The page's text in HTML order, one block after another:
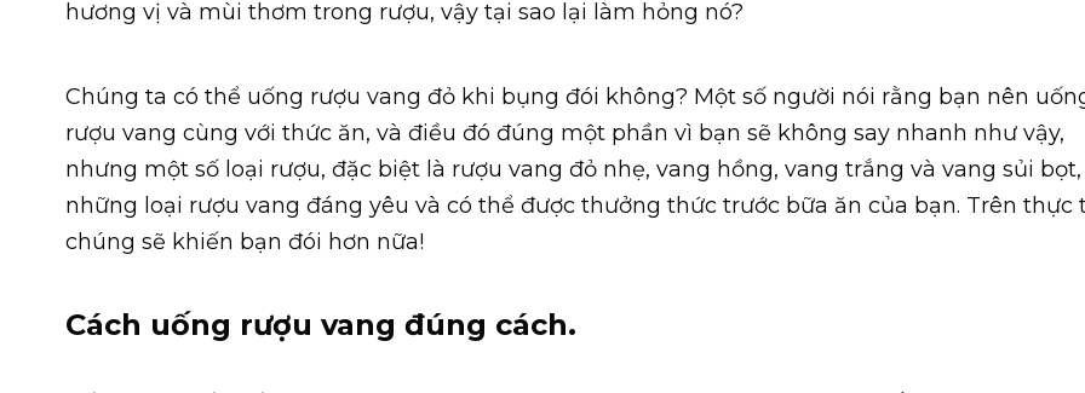
hương vị và mùi thơm trong rượu, vậy tại sao lại làm hỏng nó?
Chúng ta có thể uống rượu vang đỏ khi bụng đói không? Một số người nói rằng bạn nên
rượu vang cùng với thức ăn, và điều đó đúng một phần vì bạn sẽ không say nhanh như vậy,
nhưng một số loại rượu, đặc biệt là rượu vang đỏ nhẹ, vang hồng, vang trắng và vang sủi bọt,
những loại rượu vang đáng yêu và có thể được thưởng thức trước bữa ăn của bạn. Trên thực
chúng sẽ khiến bạn đói hơn nữa!
Cách uống rượu vang đúng cách.